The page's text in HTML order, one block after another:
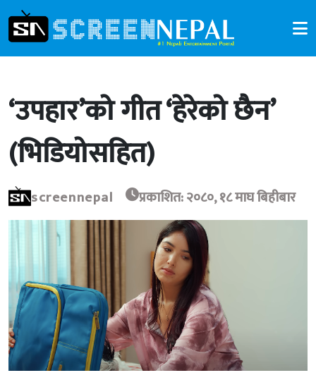
‘उपहार’को गीत ‘हेरेको छैन’
(भिडियोसहित)
screennepal प्रकाशित: २०८०, १८ माघ बिहीबार